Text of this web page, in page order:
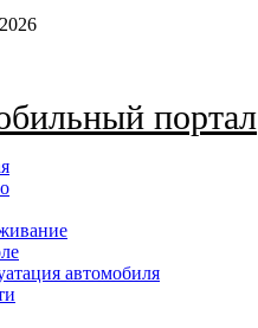
портал
автомобиля